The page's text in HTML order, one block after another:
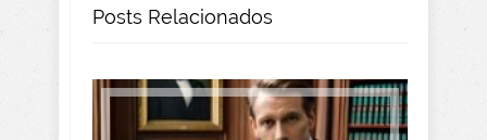
Posts Relacionados